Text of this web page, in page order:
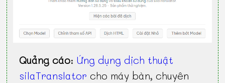
Quảng cáo:Ứng dụng dịch thuật
silaTranslator cho máy bàn, chuyên